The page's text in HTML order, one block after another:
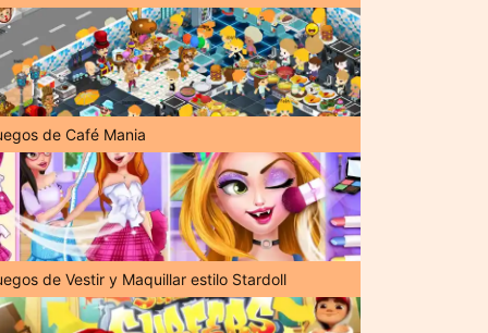
de Café Mania
de Vestir y Maquillar estilo Stardoll